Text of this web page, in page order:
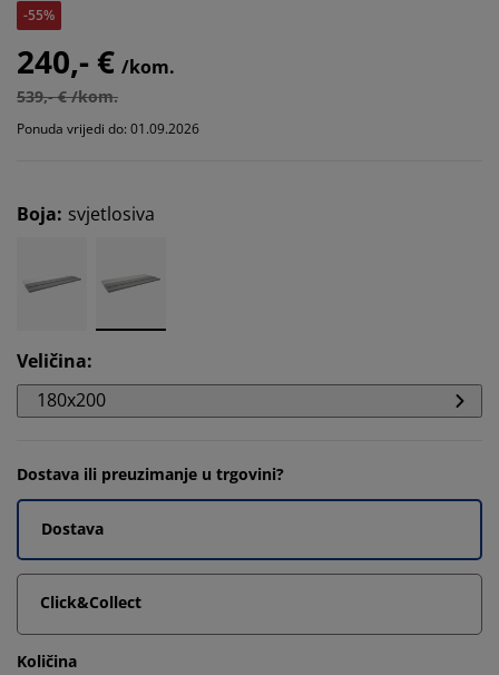
-55%
240,- € /kom.
539,- € /kom.
Ponuda vrijedi do: 01.09.2026
Boja: svjetlosiva
Veličina:
180x200
Dostava ili preuzimanje u trgovini?
Dostava
Click&Collect
Količina